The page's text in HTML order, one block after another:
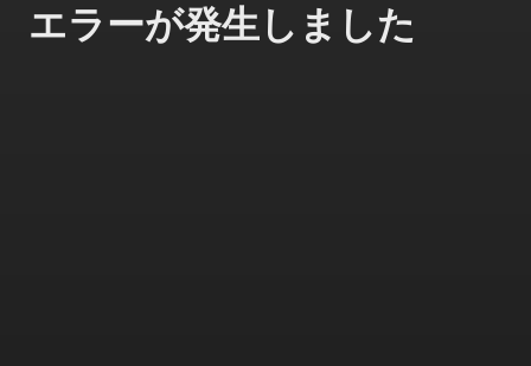
エラーが発生しました